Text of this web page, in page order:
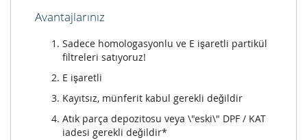
Avantajlarınız
Sadece homologasyonlu ve E işaretli partikül
filtreleri satıyoruz!
E işaretli
Kayıtsız, münferit kabul gerekli değildir
Atık parça depozitosu veya \"eski\" DPF / KAT
iadesi gerekli değildir*